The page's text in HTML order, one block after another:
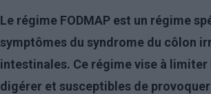
Le régime FODMAP est un régime
symptômes du syndrome du côlon
intestinales. Ce régime vise à
digérer et susceptibles de